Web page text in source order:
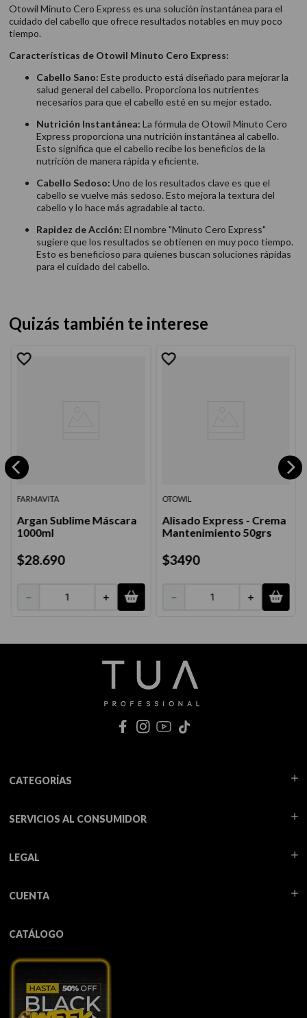
Otowil Minuto Cero Express es una solución instantánea para el
cuidado del cabello que ofrece resultados notables en muy poco
tiempo.
Características de Otowil Minuto Cero Express:
Cabello Sano: Este producto está diseñado para mejorar la
salud general del cabello. Proporciona los nutrientes
necesarios para que el cabello esté en su mejor estado.
Nutrición Instantánea: La fórmula de Otowil Minuto Cero
Express proporciona una nutrición instantánea al cabello.
Esto significa que el cabello recibe los beneficios de la
nutrición de manera rápida y eficiente.
Cabello Sedoso: Uno de los resultados clave es que el
cabello se vuelve más sedoso. Esto mejora la textura del
cabello y lo hace más agradable al tacto.
Rapidez de Acción: El nombre "Minuto Cero Express"
sugiere que los resultados se obtienen en muy poco tiempo.
Esto es beneficioso para quienes buscan soluciones rápidas
para el cuidado del cabello.
Quizás también te interese
FARMAVITA
Argan Sublime Máscara
1000ml
$28.690
＋
－
OTOWIL
Alisado Express - Crema
Mantenimiento 50grs
$3490
＋
－
CATEGORÍAS
SERVICIOS AL CONSUMIDOR
LEGAL
CUENTA
CATÁLOGO